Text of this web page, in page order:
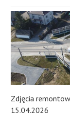
Zdjęcia
15.04.2026